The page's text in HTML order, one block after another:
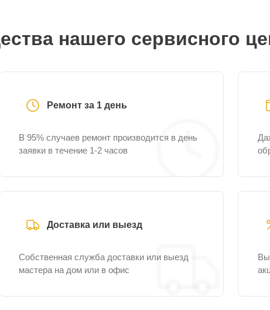
нашего сервисного
Ремонт за 1 день
В 95% случаев ремонт производится в день
заявки в течение 1-2 часов
Доставка или выезд
Собственная служба доставки или выезд
мастера на дом или в офис